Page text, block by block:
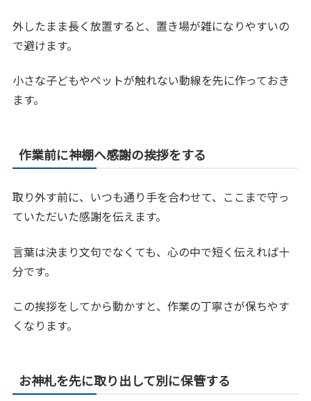
外したまま長く放置すると、置き場が雑になりやすいの
で避けます。
小さな子どもやペットが触れない動線を先に作っておき
ます。
作業前に神棚へ感謝の挨拶をする
取り外す前に、いつも通り手を合わせて、ここまで守っ
ていただいた感謝を伝えます。
言葉は決まり文句でなくても、心の中で短く伝えれば十
分です。
この挨拶をしてから動かすと、作業の丁寧さが保ちやす
くなります。
お神札を先に取り出して別に保管する